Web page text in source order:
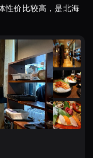
性价比较高，是北海